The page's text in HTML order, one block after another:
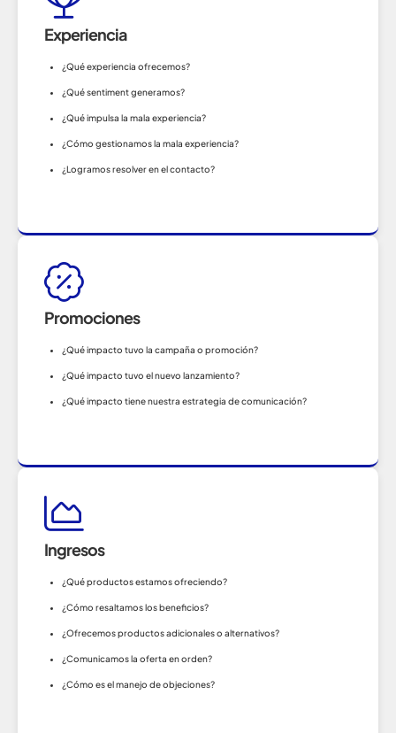
Experiencia
¿Qué experiencia ofrecemos?
¿Qué sentiment generamos?
¿Qué impulsa la mala experiencia?
¿Cómo gestionamos la mala experiencia?
¿Logramos resolver en el contacto?
Promociones
¿Qué impacto tuvo la campaña o promoción?
¿Qué impacto tuvo el nuevo lanzamiento?
¿Qué impacto tiene nuestra estrategia de comunicación?​
Ingresos
¿Qué productos estamos ofreciendo?
¿Cómo resaltamos los beneficios?
¿Ofrecemos productos adicionales o alternativos?
¿Comunicamos la oferta en orden?
¿Cómo es el manejo de objeciones?